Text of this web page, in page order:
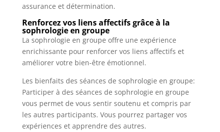
assurance et détermination.
Renforcez vos liens affectifs grâce à la
sophrologie en groupe
La sophrologie en groupe offre une expérience
enrichissante pour renforcer vos liens affectifs et
améliorer votre bien-être émotionnel.
Les bienfaits des séances de sophrologie en groupe:
Participer à des séances de sophrologie en groupe
vous permet de vous sentir soutenu et compris par
les autres participants. Vous pourrez partager vos
expériences et apprendre des autres.